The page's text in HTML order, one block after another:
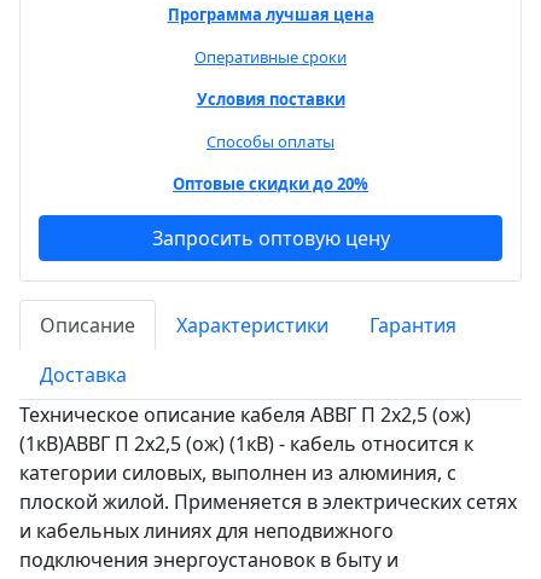
Программа лучшая цена
Оперативные сроки
Условия поставки
Способы оплаты
Оптовые скидки до 20%
Запросить оптовую цену
Описание Характеристики
Гарантия
Доставка
Техническое описание кабеля АВВГ П 2х2,5 (ож)
(1кВ)АВВГ П 2х2,5 (ож) (1кВ) - кабель относится к
категории силовых, выполнен из алюминия, с
плоской жилой. Применяется в электрических сетях
и кабельных линиях для неподвижного
подключения энергоустановок в быту и